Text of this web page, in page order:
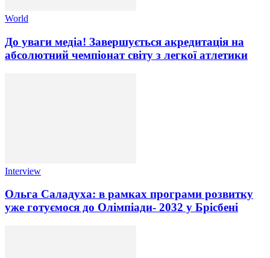
World
До уваги медіа! Завершується акредитація на
абсолютний чемпіонат світу з легкої атлетики
Interview
Ольга Саладуха: в рамках програми розвитку
уже готуємося до Олімпіади- 2032 у Брісбені